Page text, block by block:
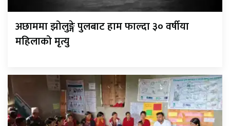
अछाममा झोलुङ्गे पुलबाट हाम फाल्दा ३० वर्षीया
महिलाको मृत्यु